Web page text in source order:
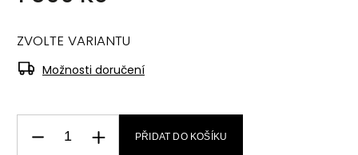
ZVOLTE VARIANTU
Možnosti doručení
PŘIDAT DO KOŠÍKU